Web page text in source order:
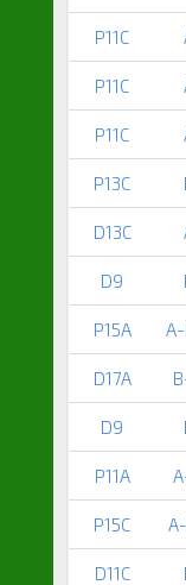
P11C
P11C
P11C
P13C
D13C
D9
P15A
D17A
D9
P11A
P15C
D11C